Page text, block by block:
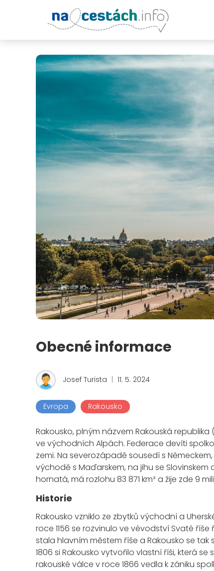
Obecné informace
Josef Turista 11. 5. 2024
Evropa Rakousko
Rakousko, plným názvem Rakouská
ve východních Alpách. Federace devíti
zemi. Na severozápadě sousedí s
východě s Maďarskem, na jihu se
hornatá, má rozlohu 83 871 km² a žije zde 9
Historie
Rakousko vzniklo ze zbytků východní a
roce 1156 se rozvinulo ve vévodství Svaté
stala hlavním městem říše a Rakousko se
1806 si Rakousko vytvořilo vlastní říši, která
rakouské válce v roce 1866 vedla k zániku